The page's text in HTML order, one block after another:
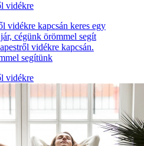
vidékre
vidékre kapcsán keres egy
cégünk örömmel segít
vidékre kapcsán.
segítünk
vidékre